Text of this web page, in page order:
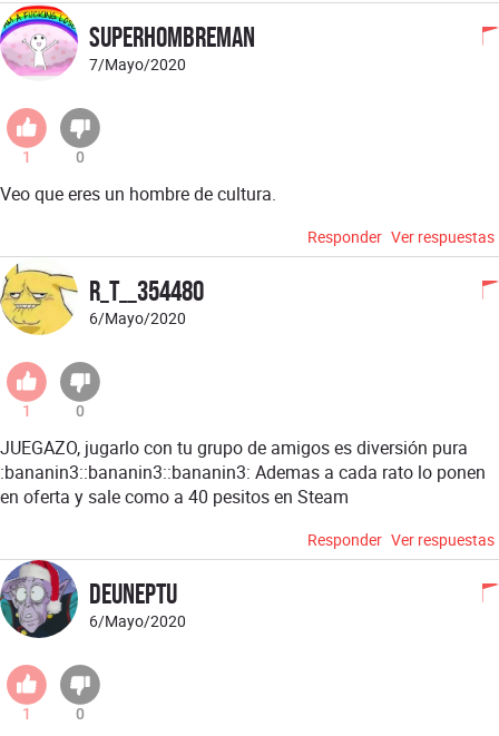
SuperHombreMan
7/Mayo/2020
1 0
Veo que eres un hombre de cultura.
Responder Ver respuestas
R_T__354480
6/Mayo/2020
1 0
JUEGAZO, jugarlo con tu grupo de amigos es diversión pura
:bananin3::bananin3::bananin3: Ademas a cada rato lo ponen
en oferta y sale como a 40 pesitos en Steam
Responder Ver respuestas
DeuNeptu
6/Mayo/2020
1 0